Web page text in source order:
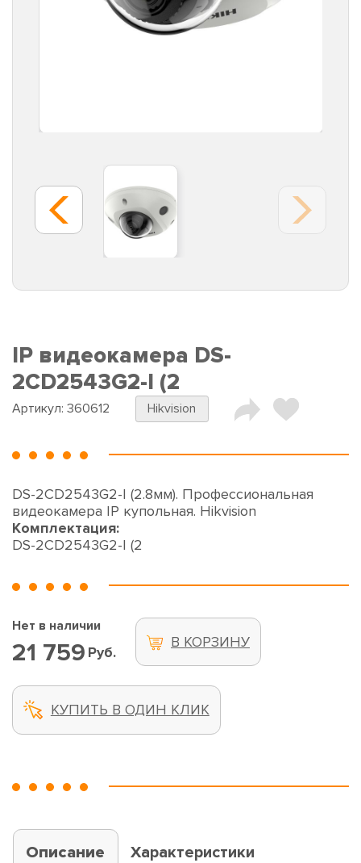
IP видеокамера DS-
2CD2543G2-I (2
Артикул: 360612 Hikvision
DS-2CD2543G2-I (2.8мм). Профессиональная
видеокамера IP купольная. Hikvision
Комплектация:
DS-2CD2543G2-I (2
Нет в наличии
21 759 Руб.
В КОРЗИНУ
КУПИТЬ В ОДИН КЛИК
Описание
Характеристики